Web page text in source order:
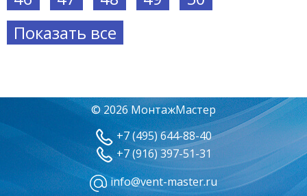
Показать все
© 2026 МонтажМастер
+7 (495) 644-88-40
+7 (916) 397-51-31
info@vent-master.ru